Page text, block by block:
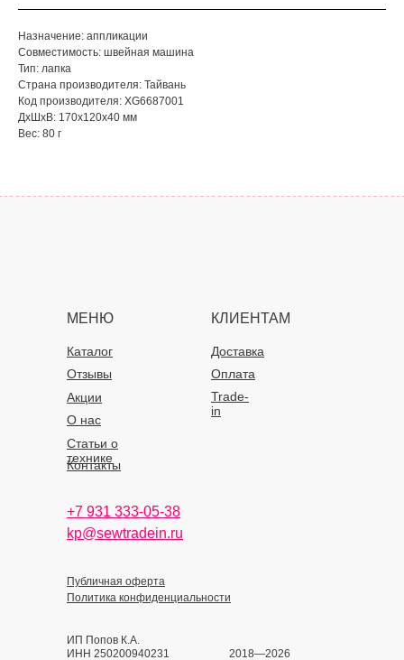
Назначение: аппликации
Совместимость: швейная машина
Тип: лапка
Страна производителя: Тайвань
Код производителя: XG6687001
ДxШxВ: 170x120x40 мм
Вес: 80 г
МЕНЮ КЛИЕНТАМ
Каталог
О нас
Доставка
Статьи о
технике
Оплата
Отзывы
Акции
Контакты
Trade-
in
+7 931 333-05-38
kp@sewtradein.ru
ИП Попов К.А.
ИНН 250200940231
Политика конфиденциальности
Публичная оферта
2018—2026